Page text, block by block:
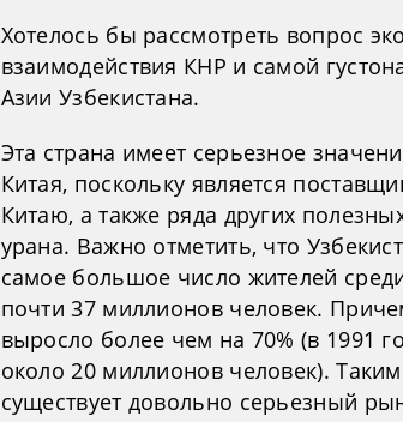
Хотелось бы рассмотреть вопрос
взаимодействия КНР и самой
Азии Узбекистана.
Эта страна имеет серьезное
Китая, поскольку является
Китаю, а также ряда других
урана. Важно отметить, что
самое большое число жителей
почти 37 миллионов человек.
выросло более чем на 70% (в 1991
около 20 миллионов человек).
существует довольно серьезный